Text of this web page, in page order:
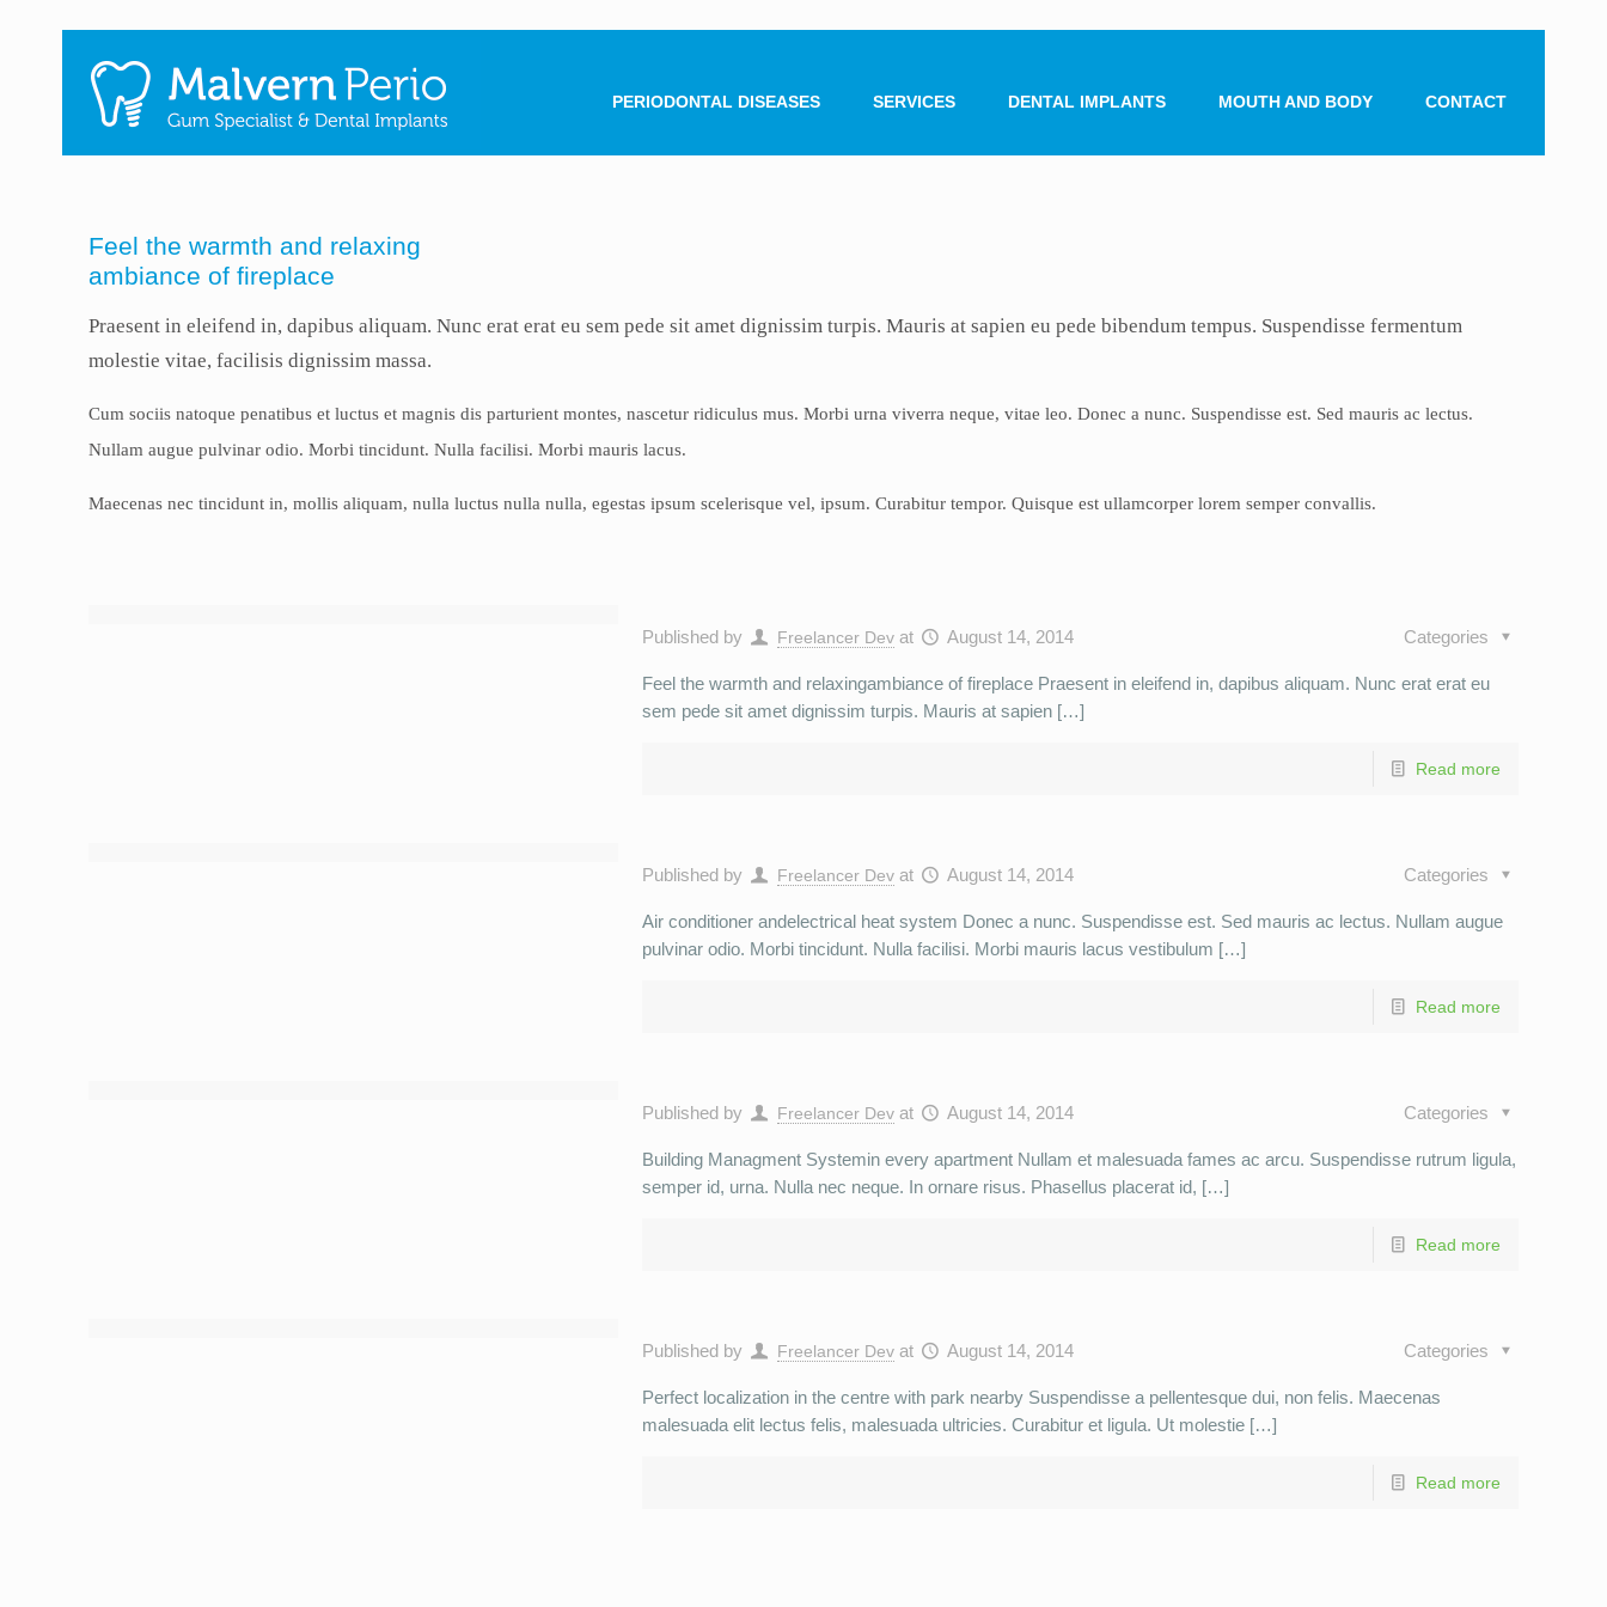
PERIODONTAL DISEASES SERVICES DENTAL IMPLANTS MOUTH AND BODY CONTACT
Feel the warmth and relaxing
ambiance of fireplace
Praesent in eleifend in, dapibus aliquam. Nunc erat erat eu sem pede sit amet dignissim turpis. Mauris at sapien eu pede bibendum tempus. Suspendisse fermentum
molestie vitae, facilisis dignissim massa.
Cum sociis natoque penatibus et luctus et magnis dis parturient montes, nascetur ridiculus mus. Morbi urna viverra neque, vitae leo. Donec a nunc. Suspendisse est. Sed mauris ac lectus.
Nullam augue pulvinar odio. Morbi tincidunt. Nulla facilisi. Morbi mauris lacus.
Maecenas nec tincidunt in, mollis aliquam, nulla luctus nulla nulla, egestas ipsum scelerisque vel, ipsum. Curabitur tempor. Quisque est ullamcorper lorem semper convallis.
Published by Freelancer Dev at August 14, 2014 Categories
Feel the warmth and relaxingambiance of fireplace Praesent in eleifend in, dapibus aliquam. Nunc erat erat eu
sem pede sit amet dignissim turpis. Mauris at sapien […]
Read more
Published by Freelancer Dev at August 14, 2014 Categories
Air conditioner andelectrical heat system Donec a nunc. Suspendisse est. Sed mauris ac lectus. Nullam augue
pulvinar odio. Morbi tincidunt. Nulla facilisi. Morbi mauris lacus vestibulum […]
Read more
Published by Freelancer Dev at August 14, 2014 Categories
Building Managment Systemin every apartment Nullam et malesuada fames ac arcu. Suspendisse rutrum ligula,
semper id, urna. Nulla nec neque. In ornare risus. Phasellus placerat id, […]
Read more
Published by Freelancer Dev at August 14, 2014 Categories
Perfect localization in the centre with park nearby Suspendisse a pellentesque dui, non felis. Maecenas
malesuada elit lectus felis, malesuada ultricies. Curabitur et ligula. Ut molestie […]
Read more